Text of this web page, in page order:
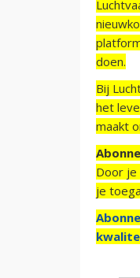
doen.
Bij
het
maakt
Door je
je